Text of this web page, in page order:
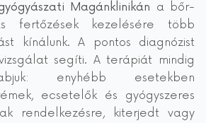
Magánklinikán a bőr-
fertőzések kezelésére több
kínálunk. A pontos diagnózist
segíti. A terápiát mindig
enyhébb esetekben
ecsetelők és gyógyszeres
rendelkezésre, kiterjedt vagy